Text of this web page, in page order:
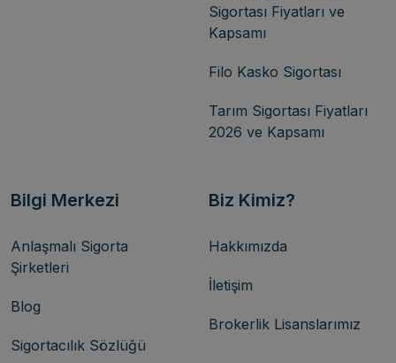
Sigortası Fiyatları ve
Kapsamı
Filo Kasko Sigortası
Tarım Sigortası Fiyatları
2026 ve Kapsamı
Bilgi Merkezi
Anlaşmalı Sigorta
Şirketleri
Blog
Sigortacılık Sözlüğü
Biz Kimiz?
Hakkımızda
İletişim
Brokerlik Lisanslarımız